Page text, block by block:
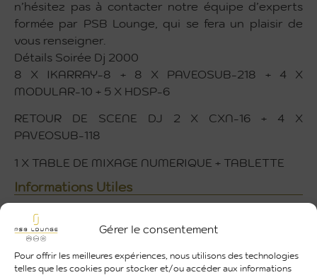
Gérer le consentement
Pour offrir les meilleures expériences, nous utilisons des technologies
telles que les cookies pour stocker et/ou accéder aux informations
n’hésitez pas à contacter notre équipe d’experts
formée par PSB Lounge, qui se fera un plaisir de
vous renseigner.
Détails Soirée Dj 2000
8 X IKARRAY-8 + 8 X PAVEOSUB-218 + 4 X
MODULAR-10 + 5 X HDSP-6
RETOUR DE SCENE DJ 2 X CXN-16 + 4 X
PAVEOSUB-118
1 X TABLE DE MIXAGE NUMERIQUE + TABLETTE
Informations Utiles
Aucune information disponible pour ce produit.